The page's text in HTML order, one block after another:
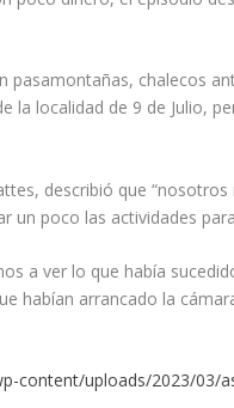
pasamontañas, chalecos
la localidad de 9 de Julio,
describió que
un poco las actividades
a ver lo que había
habían arrancado la
content/uploads/2023/03/